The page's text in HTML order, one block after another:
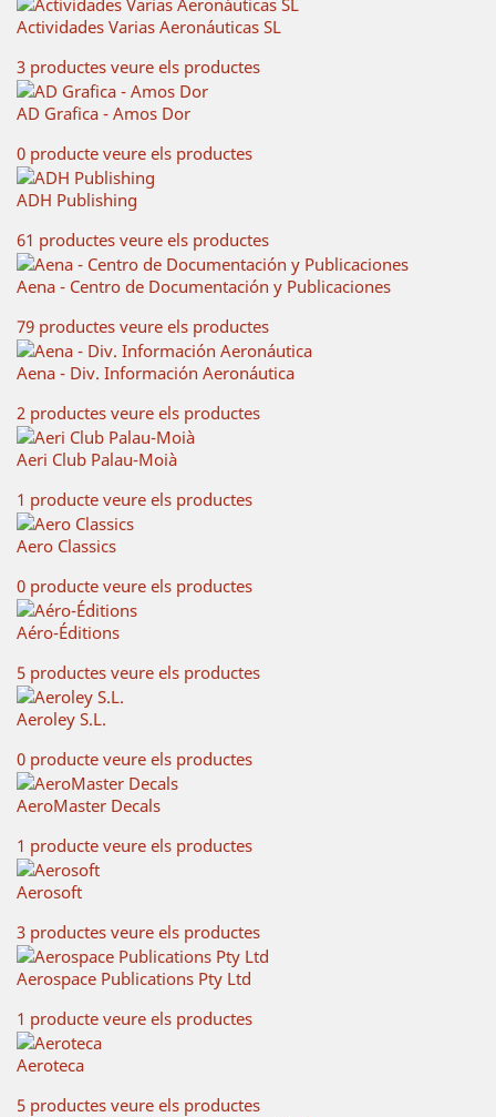
Actividades Varias Aeronáuticas SL
3 productes veure els productes
AD Grafica - Amos Dor
0 producte veure els productes
ADH Publishing
61 productes veure els productes
Aena - Centro de Documentación y Publicaciones
79 productes veure els productes
Aena - Div. Información Aeronáutica
2 productes veure els productes
Aeri Club Palau-Moià
1 producte veure els productes
Aero Classics
0 producte veure els productes
Aéro-Éditions
5 productes veure els productes
Aeroley S.L.
0 producte veure els productes
AeroMaster Decals
1 producte veure els productes
Aerosoft
3 productes veure els productes
Aerospace Publications Pty Ltd
1 producte veure els productes
Aeroteca
5 productes veure els productes